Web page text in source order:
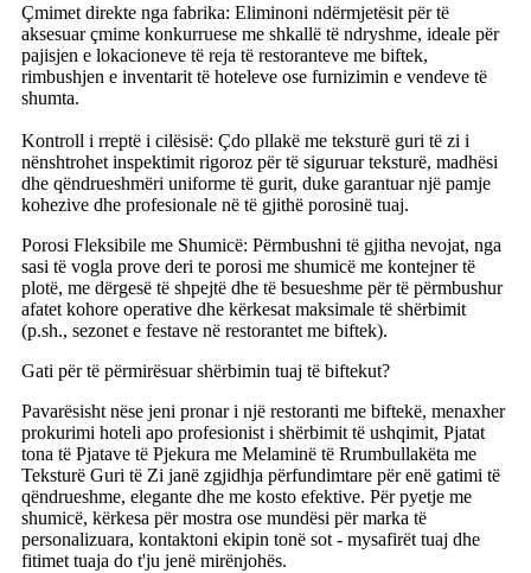
Çmimet direkte nga fabrika: Eliminoni ndërmjetësit për të
aksesuar çmime konkurruese me shkallë të ndryshme, ideale për
pajisjen e lokacioneve të reja të restoranteve me biftek,
rimbushjen e inventarit të hoteleve ose furnizimin e vendeve të
shumta.
Kontroll i rreptë i cilësisë: Çdo pllakë me teksturë guri të zi i
nënshtrohet inspektimit rigoroz për të siguruar teksturë, madhësi
dhe qëndrueshmëri uniforme të gurit, duke garantuar një pamje
kohezive dhe profesionale në të gjithë porosinë tuaj.
Porosi Fleksibile me Shumicë: Përmbushni të gjitha nevojat, nga
sasi të vogla prove deri te porosi me shumicë me kontejner të
plotë, me dërgesë të shpejtë dhe të besueshme për të përmbushur
afatet kohore operative dhe kërkesat maksimale të shërbimit
(p.sh., sezonet e festave në restorantet me biftek).
Gati për të përmirësuar shërbimin tuaj të biftekut?
Pavarësisht nëse jeni pronar i një restoranti me biftekë, menaxher
prokurimi hoteli apo profesionist i shërbimit të ushqimit, Pjatat
tona të Pjatave të Pjekura me Melaminë të Rrumbullakëta me
Teksturë Guri të Zi janë zgjidhja përfundimtare për enë gatimi të
qëndrueshme, elegante dhe me kosto efektive. Për pyetje me
shumicë, kërkesa për mostra ose mundësi për marka të
personalizuara, kontaktoni ekipin tonë sot - mysafirët tuaj dhe
fitimet tuaja do t'ju jenë mirënjohës.